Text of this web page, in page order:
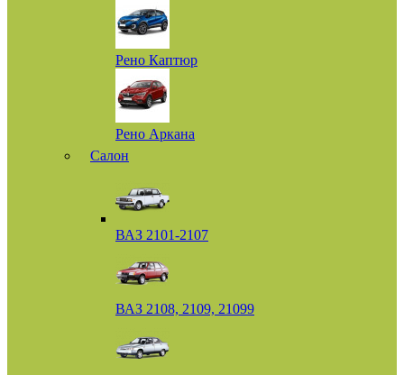
Рено Каптюр
Рено Аркана
Салон
ВАЗ 2101-2107
ВАЗ 2108, 2109, 21099